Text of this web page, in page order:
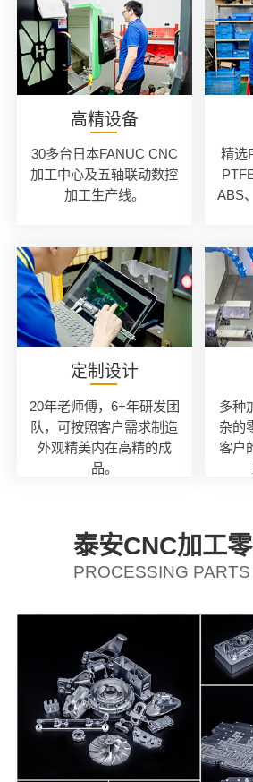
高精设备
30多台日本FANUC CNC
加工中心及五轴联动数控
加工生产线。
精选
ABS
定制设计
20年老师傅，6+年研发团
队，可按照客户需求制造
外观精美内在高精的成
品。
多种
杂的
客户
泰安CNC加工
PROCESSING